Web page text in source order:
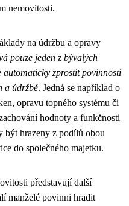
nemovitosti.
na údržbu a opravy
pouze jeden z bývalých
automaticky zprostit povinnosti
a údržbě. Jedná se například o
opravu topného systému či
hodnoty a funkčnosti
být hrazeny z podílů obou
do společného majetku.
představují další
manželé povinni hradit